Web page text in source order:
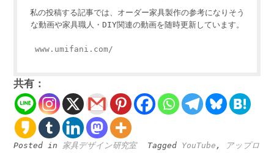
私の投稿する記事では、オーダー家具製作の参考になりそう
な動画や家具職人・DIY関連の動画を随時更新しています。
www.umifani.com/
共有：
Posted in 家具デザイン研究室 Tagged YouTube ,
アップロ